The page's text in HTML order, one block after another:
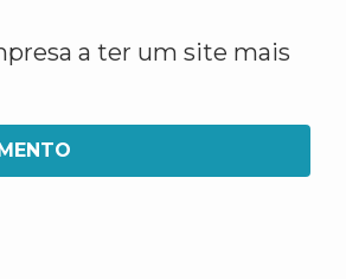
a ter um site mais